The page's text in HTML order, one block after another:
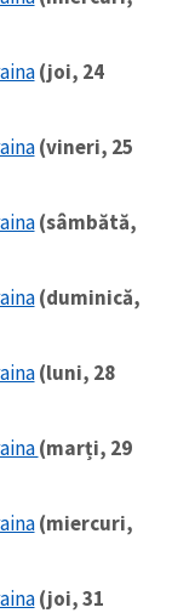
(joi, 24
(vineri, 25
(sâmbătă,
(duminică,
(luni, 28
(marți, 29
(miercuri,
(joi, 31